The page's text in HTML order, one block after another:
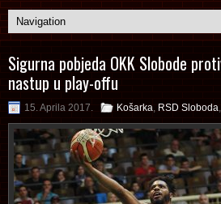
Sigurna pobjeda OKK Slobode
nastup u play-offu
15. Aprila 2017. Košarka RSD Sloboda